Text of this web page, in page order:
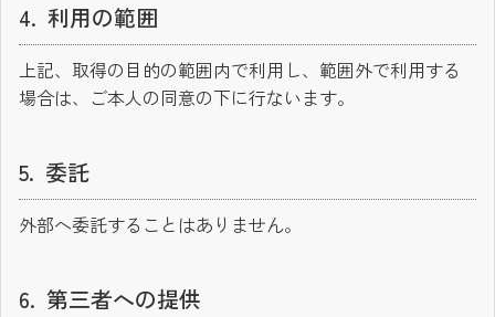
利用の範囲
上記、取得の目的の範囲内で利用し、範囲外で利用する
場合は、ご本人の同意の下に行ないます。
委託
外部へ委託することはありません。
第三者への提供